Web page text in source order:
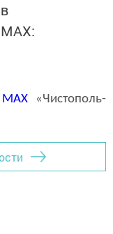
MAX«Чистополь-